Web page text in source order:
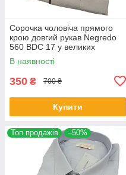
Сорочка чоловіча прямого
крою довгий рукав Negredo
560 BDC 17 у великих
розмірах
В наявності
350 ₴ 700 ₴
Купити
Топ продажів –50%